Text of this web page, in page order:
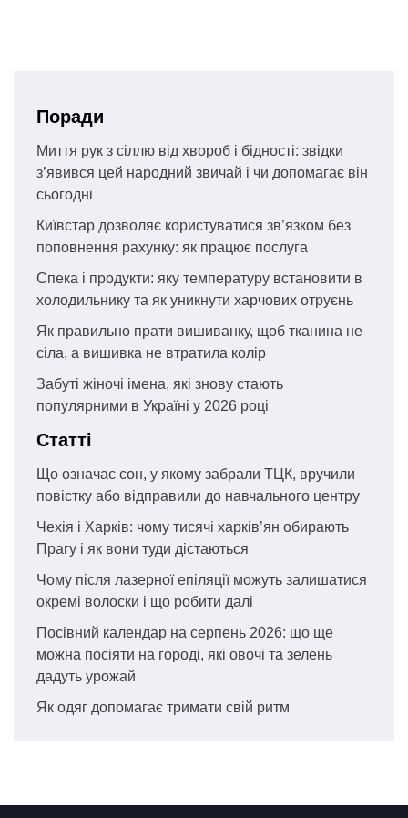
Поради
Миття рук з сіллю від хвороб і бідності: звідки
з’явився цей народний звичай і чи допомагає він
сьогодні
Київстар дозволяє користуватися зв’язком без
поповнення рахунку: як працює послуга
Спека і продукти: яку температуру встановити в
холодильнику та як уникнути харчових отруєнь
Як правильно прати вишиванку, щоб тканина не
сіла, а вишивка не втратила колір
Забуті жіночі імена, які знову стають
популярними в Україні у 2026 році
Статті
Що означає сон, у якому забрали ТЦК, вручили
повістку або відправили до навчального центру
Чехія і Харків: чому тисячі харків’ян обирають
Прагу і як вони туди дістаються
Чому після лазерної епіляції можуть залишатися
окремі волоски і що робити далі
Посівний календар на серпень 2026: що ще
можна посіяти на городі, які овочі та зелень
дадуть урожай
Як одяг допомагає тримати свій ритм